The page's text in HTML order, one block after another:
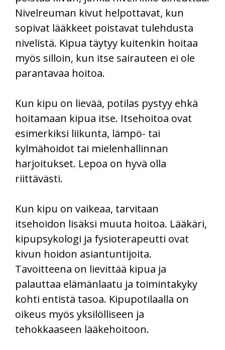
Nivelreuman kivut helpottavat, kun
sopivat lääkkeet poistavat tulehdusta
nivelistä. Kipua täytyy kuitenkin hoitaa
myös silloin, kun itse sairauteen ei ole
parantavaa hoitoa.
Kun kipu on lievää, potilas pystyy ehkä
hoitamaan kipua itse. Itsehoitoa ovat
esimerkiksi liikunta, lämpö- tai
kylmähoidot tai mielenhallinnan
harjoitukset. Lepoa on hyvä olla
riittävästi.
Kun kipu on vaikeaa, tarvitaan
itsehoidon lisäksi muuta hoitoa. Lääkäri,
kipupsykologi ja fysioterapeutti ovat
kivun hoidon asiantuntijoita.
Tavoitteena on lievittää kipua ja
palauttaa elämänlaatu ja toimintakyky
kohti entistä tasoa. Kipupotilaalla on
oikeus myös yksilölliseen ja
tehokkaaseen lääkehoitoon.